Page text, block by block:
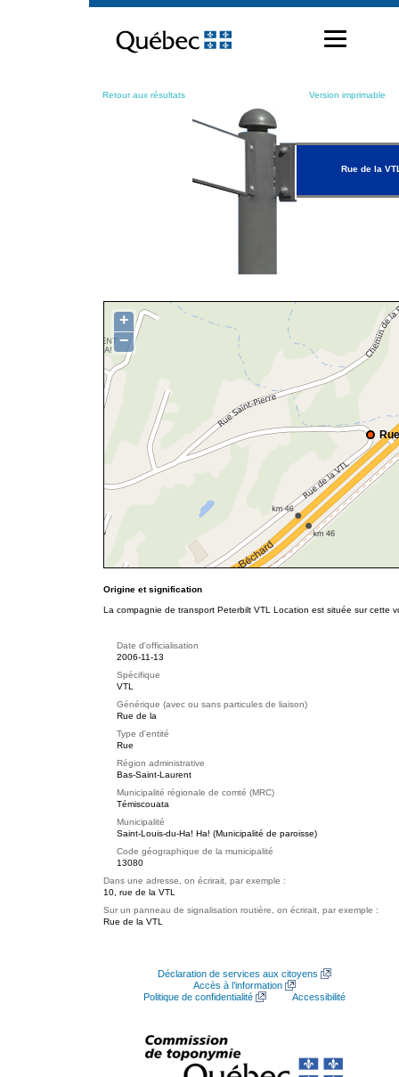
contenu
Retour aux résultats Version imprimable
Rue de la
+
−
Origine et signification
La compagnie de transport Peterbilt VTL Location est située sur cette
Date d'officialisation
2006-11-13
Spécifique
VTL
Générique (avec ou sans particules de liaison)
Rue de la
Type d'entité
Rue
Région administrative
Bas-Saint-Laurent
Municipalité régionale de comté (MRC)
Témiscouata
Municipalité
Saint-Louis-du-Ha! Ha! (Municipalité de paroisse)
Code géographique de la municipalité
13080
Dans une adresse, on écrirait, par exemple :
10, rue de la VTL
Sur un panneau de signalisation routière, on écrirait, par exemple :
Rue de la VTL
Déclaration de services aux citoyens
Accès à l’information
Politique de confidentialité
Accessibilité